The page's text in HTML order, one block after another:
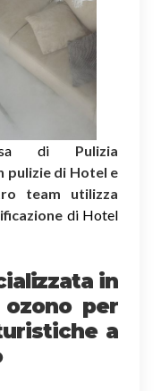
di Pulizia
pulizie di Hotel e
team utilizza
di Hotel
in
per
a